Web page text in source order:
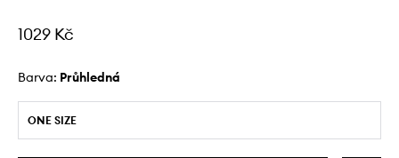
1029 Kč
Barva: průhledná
ONE SIZE